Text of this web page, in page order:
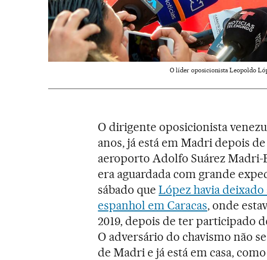
O líder oposicionista Leopoldo
O dirigente oposicionista
anos, já está em Madri depois
aeroporto Adolfo Suárez Madri-
era aguardada com grande
sábado queLópez havia
espanhol em Caracas, onde
2019, depois de ter participado
O adversário do chavismo não
de Madri e já está em casa,